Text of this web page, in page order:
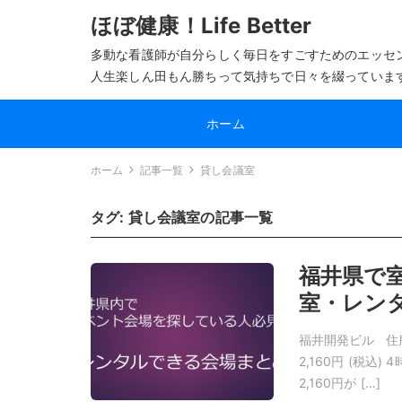
ほぼ健康！Life Better
多動な看護師が自分らしく毎日をすごすためのエッ
人生楽しん田もん勝ちって気持ちで日々を綴っていま
ホーム
ホーム 記事一覧 貸し会議室
タグ: 貸し会議室の記事一覧
福井県で
室・レン
福井開発ビル 住
2,160円 (税込) 4
2,160円が […]